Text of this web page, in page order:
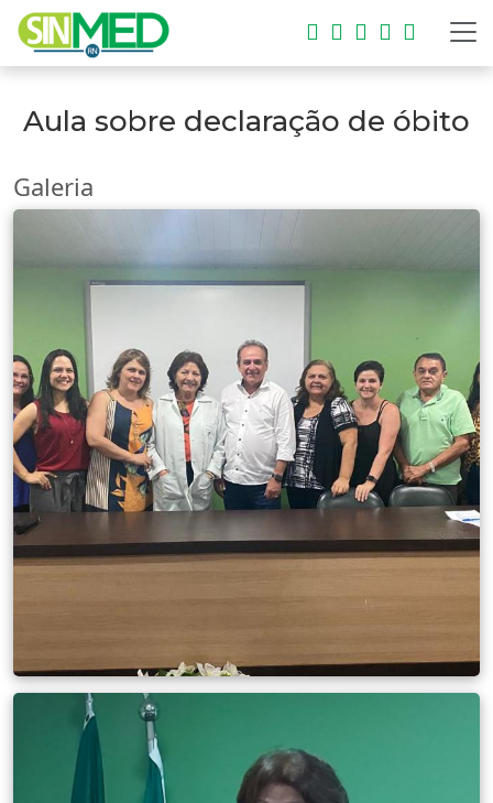
Aula sobre declaração de óbito
Galeria